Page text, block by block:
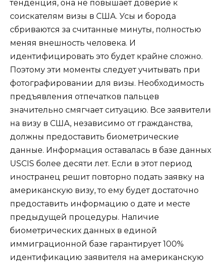
тенденция, она не повышает доверие к
соискателям визы в США. Усы и борода
сбриваются за считанные минуты, полностью
меняя внешность человека. И
идентифицировать это будет крайне сложно.
Поэтому эти моменты следует учитывать при
фотографировании для визы. Необходимость
предъявления отпечатков пальцев
значительно смягчает ситуацию. Все заявители
на визу в США, независимо от гражданства,
должны предоставить биометрические
данные. Информация оставалась в базе данных
USCIS более десяти лет. Если в этот период
иностранец решит повторно подать заявку на
американскую визу, то ему будет достаточно
предоставить информацию о дате и месте
предыдущей процедуры. Наличие
биометрических данных в единой
иммиграционной базе гарантирует 100%
идентификацию заявителя на американскую